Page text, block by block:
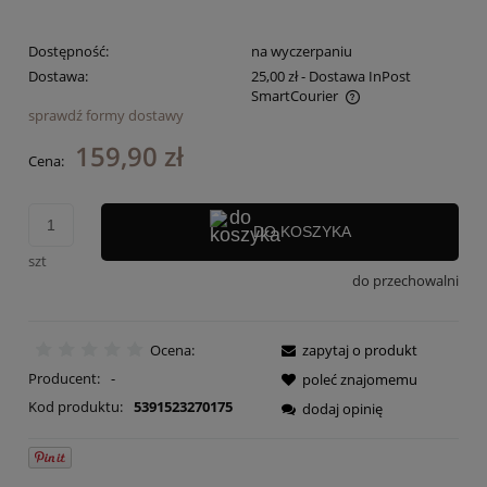
Dostępność:
na wyczerpaniu
Dostawa:
25,00 zł- Dostawa InPost
SmartCourier
Cena nie zawiera ewentualnych kosztów płatności
sprawdź formy dostawy
Cena: 159,90 zł
szt
DO KOSZYKA
do przechowalni
Ocena:
Producent: -
Kod produktu: 5391523270175
zapytaj o produkt
poleć znajomemu
dodaj opinię